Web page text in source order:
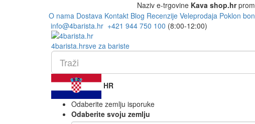
Naziv e-trgovine Kava shop.hr
O nama Dostava Kontakt Blog Recenzije Veleprodaja Poklon
info@4barista.hr +421 944 750 100 (8:00-12:00)
4barista.hrsve za bariste
HR
Odaberite zemlju isporuke
Odaberite svoju zemlju